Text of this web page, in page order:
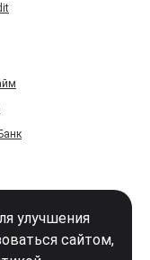
улучшения
сайтом,